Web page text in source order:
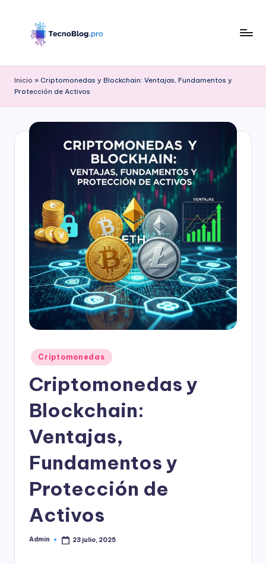
l
o
o
Inicio » Criptomonedas y Blockchain: Ventajas, Fundamentos y
Protección de Activos
Publicado
en
Criptomonedas
Criptomonedas y
Blockchain:
Ventajas,
Fundamentos y
Protección de
Activos
Publicado
Admin 23 julio, 2025